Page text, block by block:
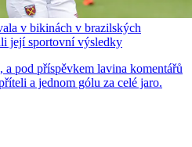
v bikinách v brazilských
její sportovní výsledky
pod příspěvkem lavina komentářů
a jednom gólu za celé jaro.